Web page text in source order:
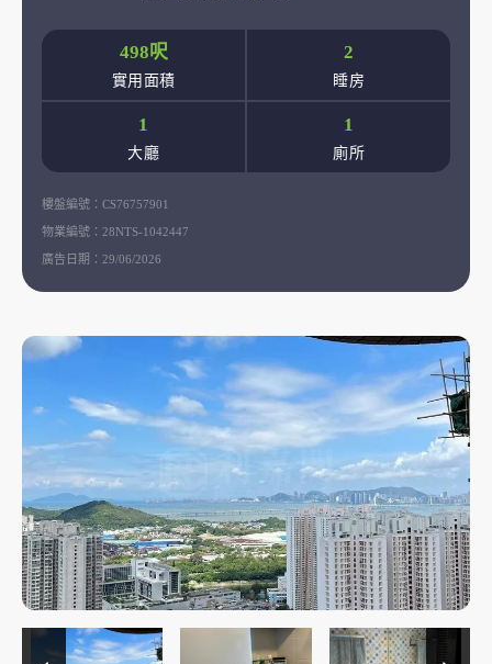
498呎
實用面積
2
睡房
1
大廳
1
廁所
樓盤編號： CS76757901
物業編號： 28NTS-1042447
廣告日期： 29/06/2026